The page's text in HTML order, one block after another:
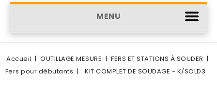
MENU
Accueil OUTILLAGE MESURE
FERS ET STATIONS À SOUDER
Fers pour débutants
KIT COMPLET DE SOUDAGE - K/SOLD3